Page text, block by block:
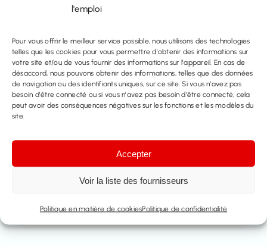
l'emploi
Pour vous offrir le meilleur service possible, nous utilisons des technologies
telles que les cookies pour vous permettre d'obtenir des informations sur
votre site et/ou de vous fournir des informations sur l'appareil. En cas de
désaccord, nous pouvons obtenir des informations, telles que des données
de navigation ou des identifiants uniques, sur ce site. Si vous n'avez pas
besoin d'être connecté ou si vous n'avez pas besoin d'être connecté, cela
peut avoir des conséquences négatives sur les fonctions et les modèles du
site.
Accepter
Voir la liste des fournisseurs
Politique en matière de cookiesPolitique de confidentialité
info@immo-time.be
016414100
Prenez rendez-vous
Partager ce bien